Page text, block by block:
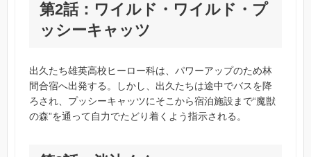
第2話：ワイルド・ワイルド・プ
ッシーキャッツ
出久たち雄英高校ヒーロー科は、パワーアップのため林
間合宿へ出発する。しかし、出久たちは途中でバスを降
ろされ、プッシーキャッツにそこから宿泊施設まで“魔獣
の森”を通って自力でたどり着くよう指示される。